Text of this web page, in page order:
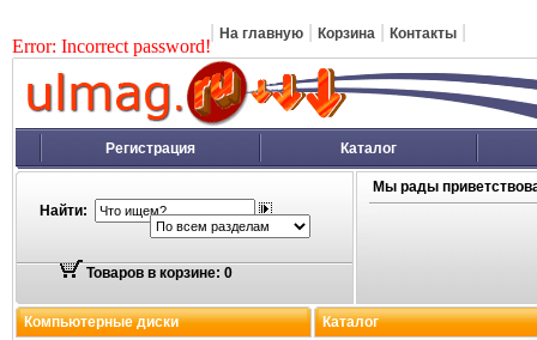
Error: Incorrect password!
На главную Корзина Контакты
Регистрация Каталог
Найти:
Товаров в корзине: 0
Мы рады
Компьютерные диски
Каталог